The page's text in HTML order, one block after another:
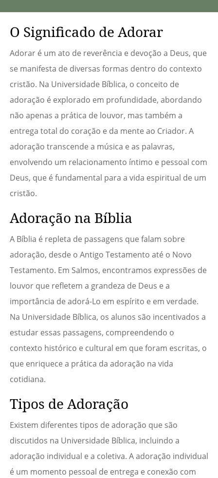
O Significado de Adorar
Adorar é um ato de reverência e devoção a Deus, que
se manifesta de diversas formas dentro do contexto
cristão. Na Universidade Bíblica, o conceito de
adoração é explorado em profundidade, abordando
não apenas a prática de louvor, mas também a
entrega total do coração e da mente ao Criador. A
adoração transcende a música e as palavras,
envolvendo um relacionamento íntimo e pessoal com
Deus, que é fundamental para a vida espiritual de um
cristão.
Adoração na Bíblia
A Bíblia é repleta de passagens que falam sobre
adoração, desde o Antigo Testamento até o Novo
Testamento. Em Salmos, encontramos expressões de
louvor que refletem a grandeza de Deus e a
importância de adorá-Lo em espírito e em verdade.
Na Universidade Bíblica, os alunos são incentivados a
estudar essas passagens, compreendendo o
contexto histórico e cultural em que foram escritas, o
que enriquece a prática da adoração na vida
cotidiana.
Tipos de Adoração
Existem diferentes tipos de adoração que são
discutidos na Universidade Bíblica, incluindo a
adoração individual e a coletiva. A adoração individual
é um momento pessoal de entrega e conexão com